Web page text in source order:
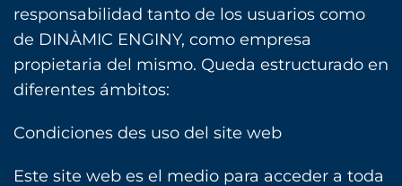
responsabilidad tanto de los usuarios como
de DINÀMIC ENGINY, como empresa
propietaria del mismo. Queda estructurado en
diferentes ámbitos:
Condiciones des uso del site web
Este site web es el medio para acceder a toda